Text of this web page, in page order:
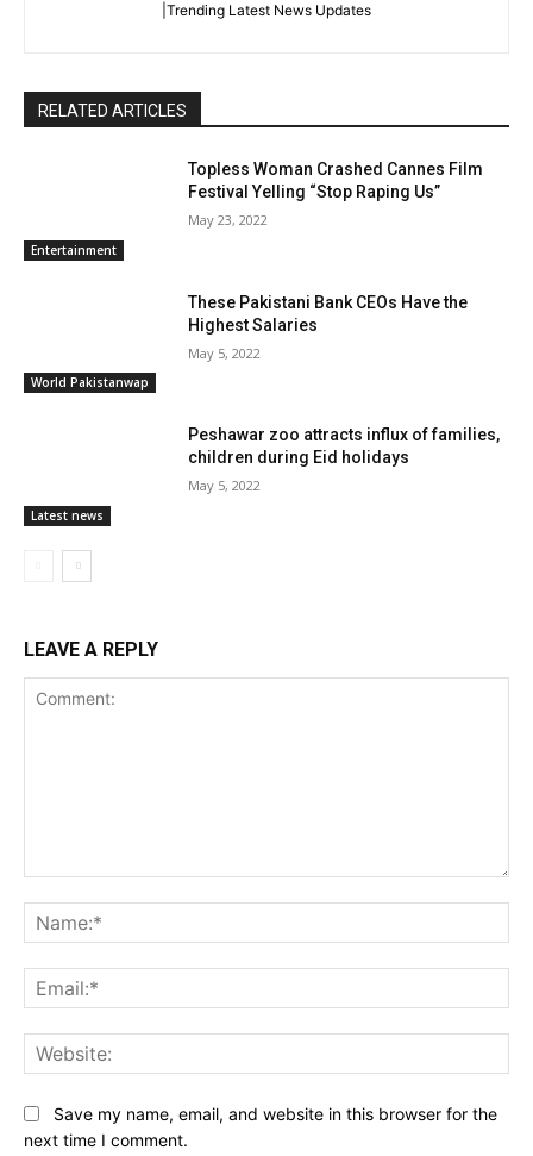
|Trending Latest News Updates
RELATED ARTICLES
Entertainment
Topless Woman Crashed Cannes Film
Festival Yelling “Stop Raping Us”
May 23, 2022
World Pakistanwap
These Pakistani Bank CEOs Have the
Highest Salaries
May 5, 2022
Latest news
Peshawar zoo attracts influx of families,
children during Eid holidays
May 5, 2022
LEAVE A REPLY
Save my name, email, and website in this browser for the
next time I comment.